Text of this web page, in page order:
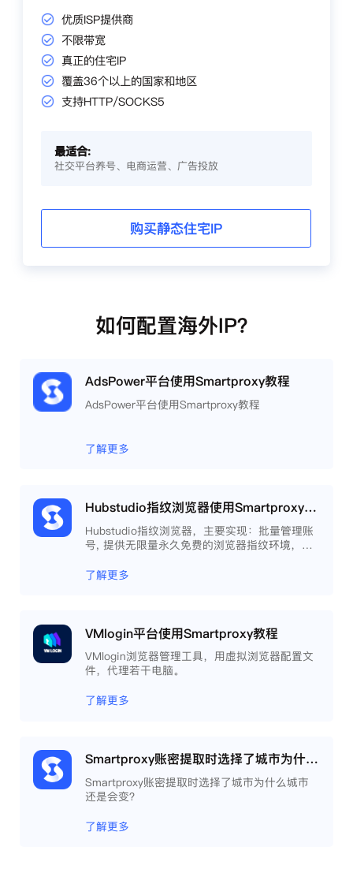
优质ISP提供商
不限带宽
真正的住宅IP
覆盖36个以上的国家和地区
支持HTTP/SOCKS5
最适合:
社交平台养号、电商运营、广告投放
购买静态住宅IP
如何配置海外IP？
AdsPower平台使用Smartproxy教程
AdsPower平台使用Smartproxy教程
了解更多
Hubstudio指纹浏览器使用Smartproxy教程
Hubstudio指纹浏览器，主要实现：批量管理账
号, 提供无限量永久免费的浏览器指纹环境，并
工作效率 。
了解更多
VMlogin平台使用Smartproxy教程
VMlogin浏览器管理工具，用虚拟浏览器配置文
件，代理若干电脑。
了解更多
Smartproxy账密提取时选择了城市为什么城市还是会变？
Smartproxy账密提取时选择了城市为什么城市
还是会变？
了解更多